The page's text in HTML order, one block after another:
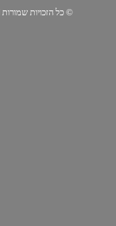
© כל הזכויות שמורות